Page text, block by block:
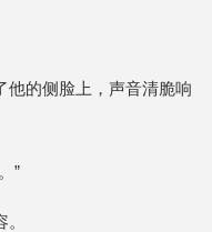
他的侧脸上，声音清脆响
”